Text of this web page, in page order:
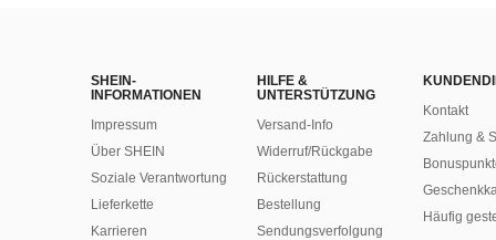
SHEIN-
INFORMATIONEN
Impressum
Über SHEIN
Soziale Verantwortung
Lieferkette
Karrieren
HILFE &
UNTERSTÜTZUNG
Versand-Info
Widerruf/Rückgabe
Rückerstattung
Bestellung
Sendungsverfolgung
Kontakt
Zahlung &
Häufig